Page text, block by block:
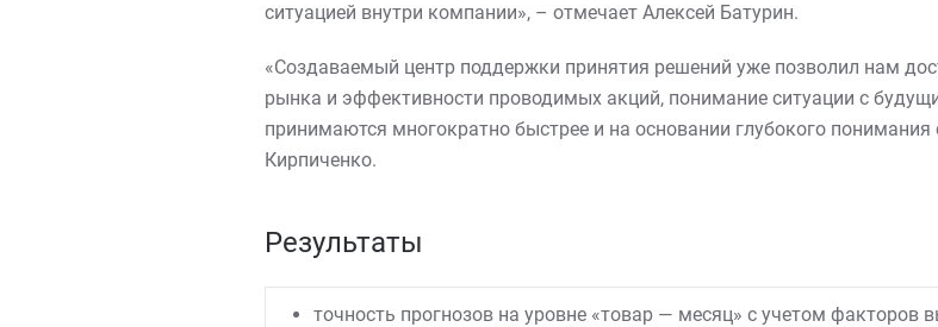
ситуацией внутри компании», – отмечает Алексей Батурин.
«Создаваемый центр поддержки принятия решений уже позволил нам
рынка и эффективности проводимых акций, понимание ситуации с
принимаются многократно быстрее и на основании глубокого
Кирпиченко.
Результаты
точность прогнозов на уровне «товар — месяц» с учетом факторов